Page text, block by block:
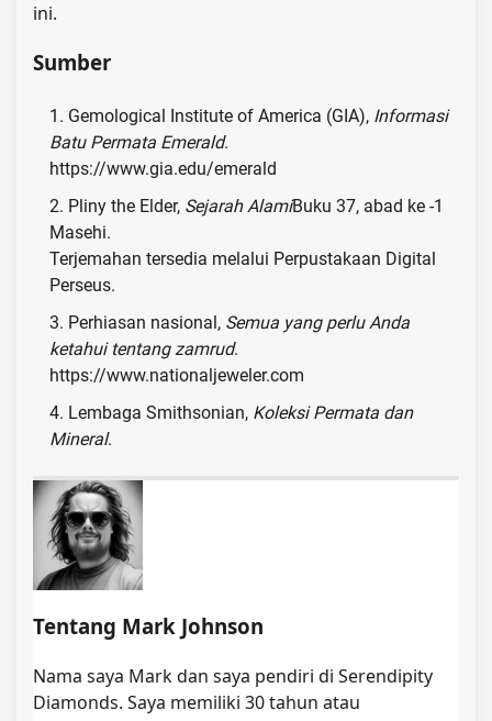
ini.
Sumber
Gemological Institute of America (GIA), Informasi
Batu Permata Emerald.
https://www.gia.edu/emerald
Pliny the Elder, Sejarah AlamiBuku 37, abad ke -1
Masehi.
Terjemahan tersedia melalui Perpustakaan Digital
Perseus.
Perhiasan nasional, Semua yang perlu Anda
ketahui tentang zamrud.
https://www.nationaljeweler.com
Lembaga Smithsonian, Koleksi Permata dan
Mineral.
Tentang Mark Johnson
Nama saya Mark dan saya pendiri di Serendipity
Diamonds. Saya memiliki 30 tahun atau